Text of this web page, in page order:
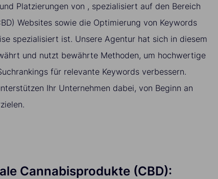
Platzierungen von , spezialisiert auf den Bereich
Websites sowie die Optimierung von Keywords
spezialisiert ist. Unsere Agentur hat sich in diesem
und nutzt bewährte Methoden, um hochwertige
für relevante Keywords verbessern.
Ihr Unternehmen dabei, von Beginn an
Cannabisprodukte (CBD):